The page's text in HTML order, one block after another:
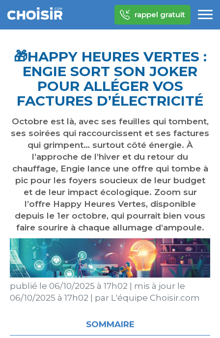
rappel gratuit
​🎁​HAPPY HEURES VERTES :
ENGIE SORT SON JOKER
POUR ALLÉGER VOS
FACTURES D’ÉLECTRICITÉ
Octobre est là, avec ses feuilles qui tombent,
ses soirées qui raccourcissent et ses factures
qui grimpent… surtout côté énergie. À
l’approche de l’hiver et du retour du
chauffage, Engie lance une offre qui tombe à
pic pour les foyers soucieux de leur budget
et de leur impact écologique. Zoom sur
l’offre Happy Heures Vertes, disponible
depuis le 1er octobre, qui pourrait bien vous
faire sourire à chaque allumage d’ampoule.
publié le 06/10/2025 à 17h02
mis à jour le
06/10/2025 à 17h02
par L'équipe Choisir.com
SOMMAIRE